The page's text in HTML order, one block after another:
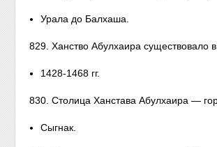
Урала до Балхаша.
829. Ханство Абулхаира существовало в
1428-1468 гг.
830. Столица Ханстава Абулхаира —
Сыгнак.